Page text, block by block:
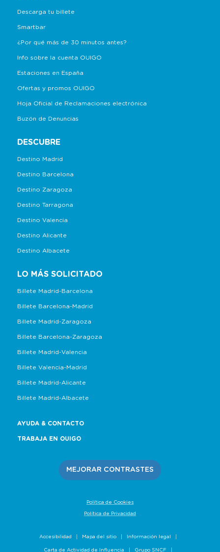
Descarga tu billete
Smartbar
¿Por qué más de 30 minutos antes?
Info sobre la cuenta OUIGO
Estaciones en España
Ofertas y promos OUIGO
Hoja Oficial de Reclamaciones electrónica
Buzón de Denuncias
DESCUBRE
Destino Madrid
Destino Barcelona
Destino Zaragoza
Destino Tarragona
Destino Valencia
Destino Alicante
Destino Albacete
LO MÁS SOLICITADO
Billete Madrid-Barcelona
Billete Barcelona-Madrid
Billete Madrid-Zaragoza
Billete Barcelona-Zaragoza
Billete Madrid-Valencia
Billete Valencia-Madrid
Billete Madrid-Alicante
Billete Madrid-Albacete
AYUDA & CONTACTO
TRABAJA EN OUIGO
MEJORAR CONTRASTES
Política de Cookies
Política de Privacidad
Accesibilidad Mapa del sitio Información legal
Carta de Actividad de Influencia Grupo SNCF